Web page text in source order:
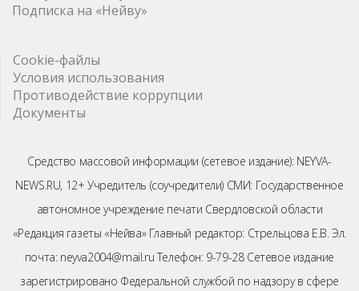
Подписка на «Нейву»
Cookie-файлы
Условия использования
Противодействие коррупции
Документы
Средство массовой информации (сетевое издание): NEYVA-
NEWS.RU, 12+ Учредитель (соучредители) СМИ: Государственное
автономное учреждение печати Свердловской области
«Редакция газеты «Нейва» Главный редактор: Стрельцова Е.В. Эл.
почта: neyva2004@mail.ru Телефон: 9-79-28 Сетевое издание
зарегистрировано Федеральной службой по надзору в сфере